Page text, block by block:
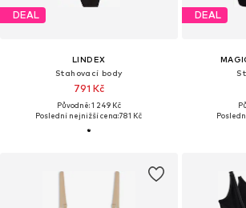
DEAL
LINDEX
Stahovací body
791 Kč
Původně: 1 249 Kč
Poslední nejnižší cena:781 Kč
DEAL